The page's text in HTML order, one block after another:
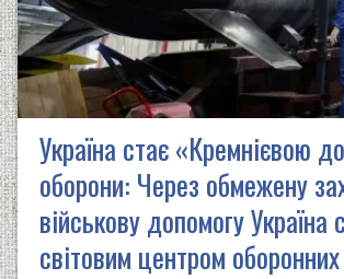
Україна стає «Кремнієвою
оборони: Через обмежену
військову допомогу Україна
світовим центром оборонних